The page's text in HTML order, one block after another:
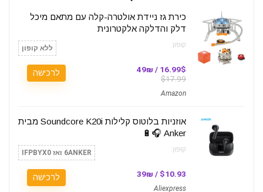
כירת גז ניידת אולטרה-קלה עם מתאם מיכל
דלק והדלקה אלקטרונית
קופון: ללא קופון
16.99$ / 49₪
$17.99
Amazon
לרכישה
אוזניות בלוטוס קלילות Soundcore K20i מבית
Anker 🎧🔋
קופון: 6ANKER ואז IFPBYX0
$10.93 / 39₪
Aliexpress
לרכישה